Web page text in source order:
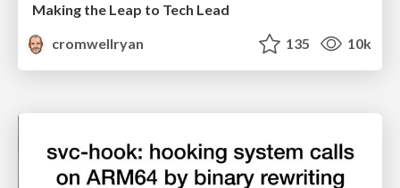
Making the Leap to Tech Lead
cromwellryan
135 10k